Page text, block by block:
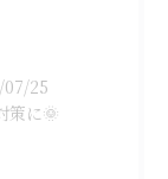
07/25
策に🌞